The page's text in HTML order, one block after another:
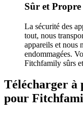
Sûr et Propre
La sécurité des
tout, nous
appareils et nous
endommagées.
Fitchfamily sûrs
Télécharger à
pour